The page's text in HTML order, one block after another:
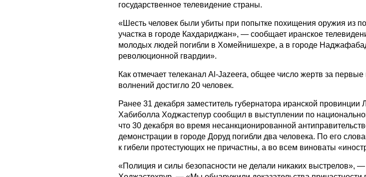
государственное телевидение страны.
«Шесть человек были убиты при попытке похищения оружия из
участка в городе Кахдариджан», — сообщает иранское
молодых людей погибли в Хомейнишехре, а в городе
революционной гвардии».
Как отмечает телеканал Al-Jazeera, общее число жертв за
волнений достигло 20 человек.
Ранее 31 декабря заместитель губернатора иранской провинции
Хабиболла Ходжастепур сообщил в выступлении по
что 30 декабря во время несанкционированной
демонстрации в городе Доруд погибли два человека. По его
к гибели протестующих не причастны, а во всем виноваты
«Полиция и силы безопасности не делали никаких выстрелов»,